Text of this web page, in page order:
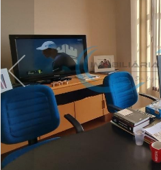
Financiamento
Hotsites
Política de privacidade
Postagens